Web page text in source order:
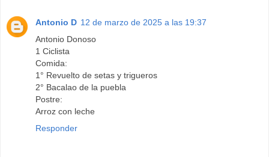
Antonio D 12 de marzo de 2025 a las 19:37
Antonio Donoso
1 Ciclista
Comida:
1° Revuelto de setas y trigueros
2° Bacalao de la puebla
Postre:
Arroz con leche
Responder